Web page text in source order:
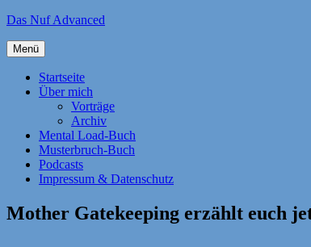
Zum
springen
Das Nuf Advanced
Menü
Startseite
Über mich
Vorträge
Archiv
Mental Load-Buch
Musterbruch-Buch
Podcasts
Impressum & Datenschutz
Mother Gatekeeping erzählt euch